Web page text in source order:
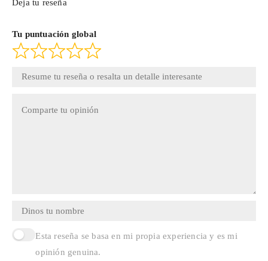
Deja tu reseña
Tu puntuación global
Esta reseña se basa en mi propia experiencia y es mi
opinión genuina.